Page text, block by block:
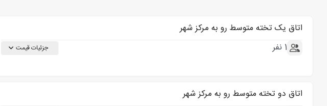
اتاق یک تخته متوسط رو به مرکز شهر
1 نفر
جزئیات قیمت
اتاق دو تخته متوسط رو به مرکز شهر